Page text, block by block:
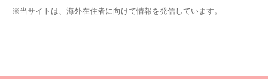
※当サイトは、海外在住者に向けて情報を発信しています。